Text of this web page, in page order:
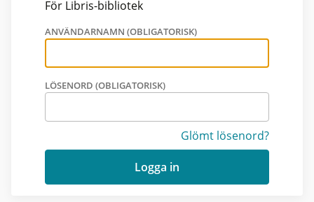
För Libris-bibliotek
ANVÄNDARNAMN (OBLIGATORISK)
LÖSENORD (OBLIGATORISK)
Glömt lösenord?
Logga in